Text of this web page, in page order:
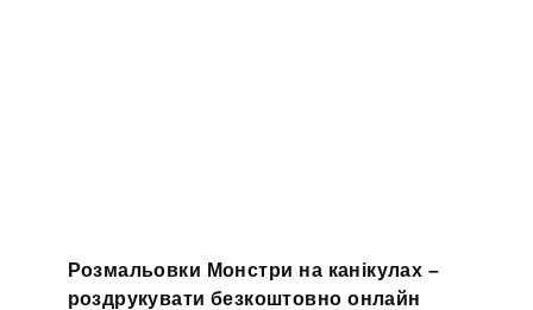
Розмальовки Монстри на канікулах –
роздрукувати безкоштовно онлайн